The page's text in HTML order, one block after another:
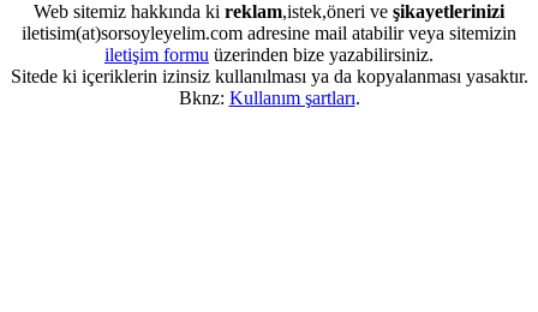
Web sitemiz hakkında ki reklam,istek,öneri ve şikayetlerinizi
iletisim(at)sorsoyleyelim.com adresine mail atabilir veya sitemizin
iletişim formu üzerinden bize yazabilirsiniz.
Sitede ki içeriklerin izinsiz kullanılması ya da kopyalanması yasaktır.
Bknz: Kullanım şartları.